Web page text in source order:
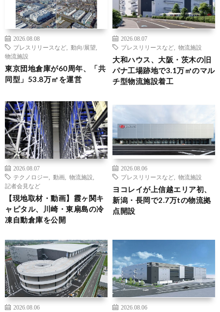
2026.08.08
プレスリリースなど
動向/展望
物流施設
東京団地倉庫が60周年、「共
同型」53.8万㎡を運営
2026.08.07
プレスリリースなど
物流施設
大和ハウス、大阪・茨木の旧
パナ工場跡地で3.1万㎡のマル
チ型物流施設着工
2026.08.07
テクノロジー
動画 物流施設
記者会見など
【現地取材・動画】霞ヶ関キ
ャピタル、川崎・東扇島の冷
凍自動倉庫を公開
2026.08.06
プレスリリースなど
物流施設
ヨコレイが上信越エリア初、
新潟・長岡で2.7万tの物流拠
点開設
2026.08.06
2026.08.06